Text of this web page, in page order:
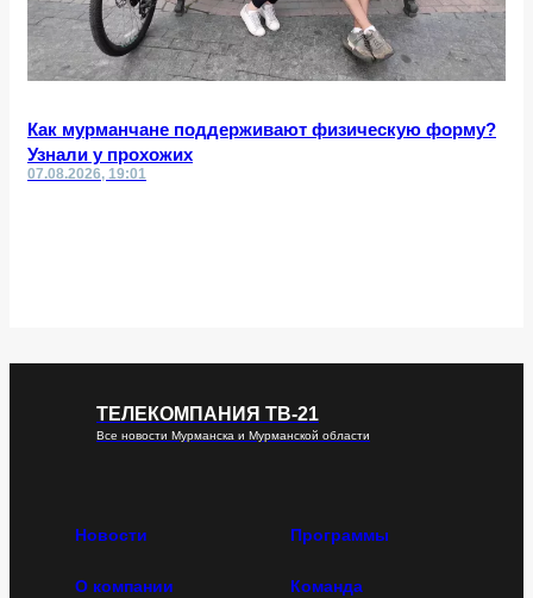
Как мурманчане поддерживают физическую форму?
Узнали у прохожих
07.08.2026, 19:01
ТЕЛЕКОМПАНИЯ ТВ-21
Все новости Мурманска и Мурманской области
Новости Программы
О компании Команда